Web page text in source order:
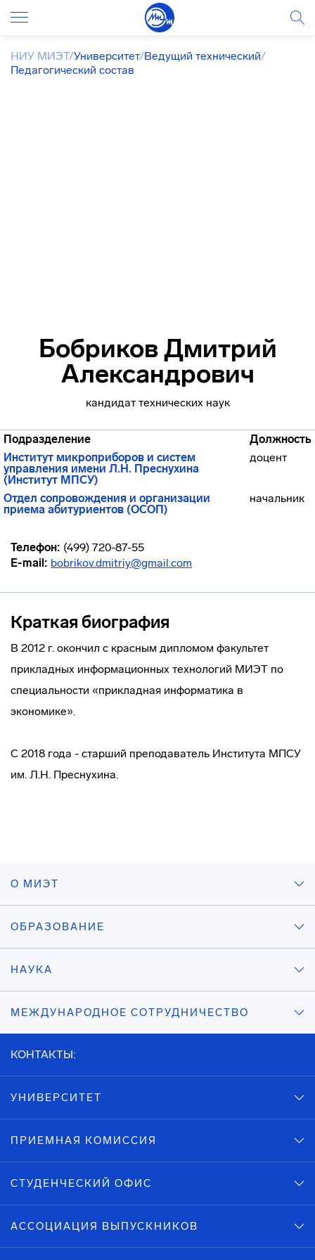
НИУ МИЭТ/Университет/Ведущий технический/
Педагогический состав
Бобриков Дмитрий
Александрович
кандидат технических наук
Подразделение
Должность
Институт микроприборов и систем
управления имени Л.Н. Преснухина
(Институт МПСУ)
доцент
Отдел сопровождения и организации
приема абитуриентов (ОСОП)
начальник
Телефон: (499) 720-87-55
E-mail: bobrikov.dmitriy@gmail.com
Краткая биография
В 2012 г. окончил с красным дипломом факультет
прикладных информационных технологий МИЭТ по
специальности «прикладная информатика в
экономике».
С 2018 года - старший преподаватель Института МПСУ
им. Л.Н. Преснухина.
О МИЭТ
ОБРАЗОВАНИЕ
НАУКА
МЕЖДУНАРОДНОЕ СОТРУДНИЧЕСТВО
КОНТАКТЫ:
УНИВЕРСИТЕТ
ПРИЕМНАЯ КОМИССИЯ
СТУДЕНЧЕСКИЙ ОФИС
АССОЦИАЦИЯ ВЫПУСКНИКОВ